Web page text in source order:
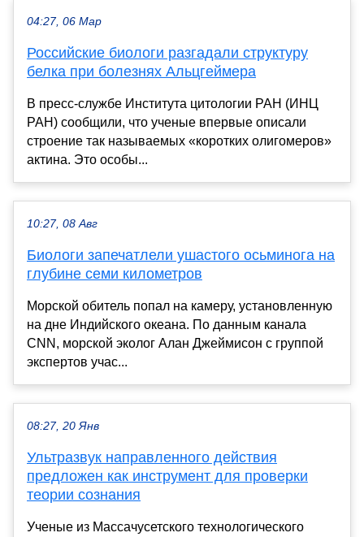
04:27, 06 Мар
Российские биологи разгадали структуру
белка при болезнях Альцгеймера
В пресс-службе Института цитологии РАН (ИНЦ
РАН) сообщили, что ученые впервые описали
строение так называемых «коротких олигомеров»
актина. Это особы...
10:27, 08 Авг
Биологи запечатлели ушастого осьминога на
глубине семи километров
Морской обитель попал на камеру, установленную
на дне Индийского океана. По данным канала
CNN, морской эколог Алан Джеймисон с группой
экспертов учас...
08:27, 20 Янв
Ультразвук направленного действия
предложен как инструмент для проверки
теории сознания
Ученые из Массачусетского технологического